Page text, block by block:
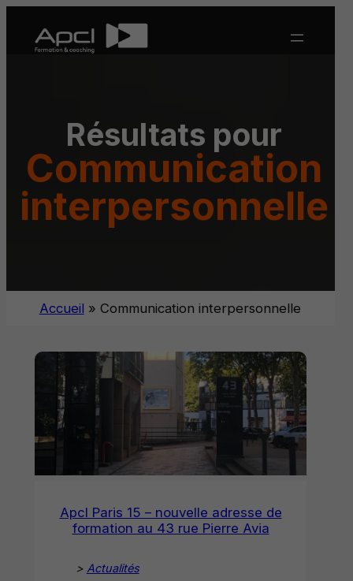
contenu
Résultats pour
Communication
interpersonnelle
Accueil » Communication interpersonnelle
Apcl Paris 15 – nouvelle adresse de
formation au 43 rue Pierre Avia
> Actualités